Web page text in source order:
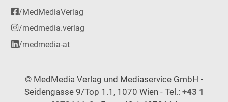
/MedMediaVerlag
/medmedia.verlag
/medmedia-at
© MedMedia Verlag und Mediaservice GmbH -
Seidengasse 9/Top 1.1, 1070 Wien - Tel.: +43 1